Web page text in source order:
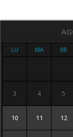
LU MA MI
3 4 5
10 11 12